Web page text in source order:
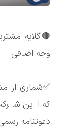
🔴گلایه
وجه اضافی
✅شماری از
که این